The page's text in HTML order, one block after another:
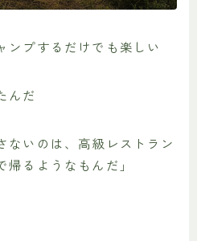
ンプするだけでも楽しい
んだ
ないのは、高級レストラン
るようなもんだ」